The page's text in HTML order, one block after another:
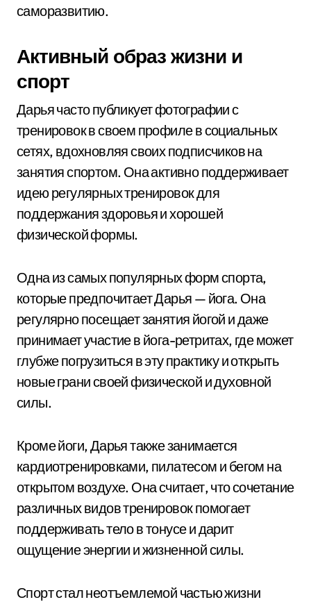
саморазвитию.
Активный образ жизни и
спорт
Дарья часто публикует фотографии с
тренировок в своем профиле в социальных
сетях, вдохновляя своих подписчиков на
занятия спортом. Она активно поддерживает
идею регулярных тренировок для
поддержания здоровья и хорошей
физической формы.
Одна из самых популярных форм спорта,
которые предпочитает Дарья — йога. Она
регулярно посещает занятия йогой и даже
принимает участие в йога-ретритах, где может
глубже погрузиться в эту практику и открыть
новые грани своей физической и духовной
силы.
Кроме йоги, Дарья также занимается
кардиотренировками, пилатесом и бегом на
открытом воздухе. Она считает, что сочетание
различных видов тренировок помогает
поддерживать тело в тонусе и дарит
ощущение энергии и жизненной силы.
Спорт стал неотъемлемой частью жизни